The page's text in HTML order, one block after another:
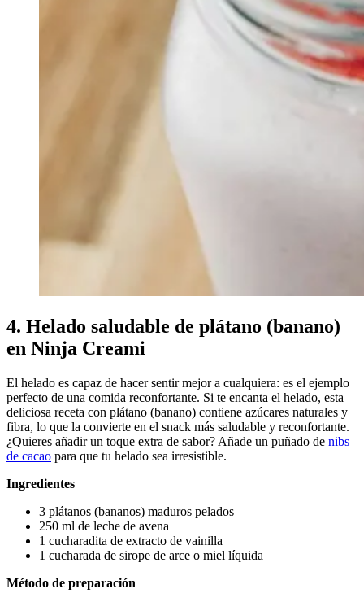
4. Helado saludable de plátano (banano)
en Ninja Creami
El helado es capaz de hacer sentir mejor a cualquiera: es el ejemplo
perfecto de una comida reconfortante. Si te encanta el helado, esta
deliciosa receta con plátano (banano) contiene azúcares naturales y
fibra, lo que la convierte en el snack más saludable y reconfortante.
¿Quieres añadir un toque extra de sabor? Añade un puñado de nibs
de cacao para que tu helado sea irresistible.
Ingredientes
3 plátanos (bananos) maduros pelados
250 ml de leche de avena
1 cucharadita de extracto de vainilla
1 cucharada de sirope de arce o miel líquida
Método de preparación